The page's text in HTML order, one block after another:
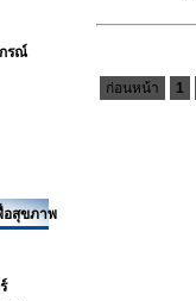
กรณ์
อสุขภาพ
ก่อนหน้า 1